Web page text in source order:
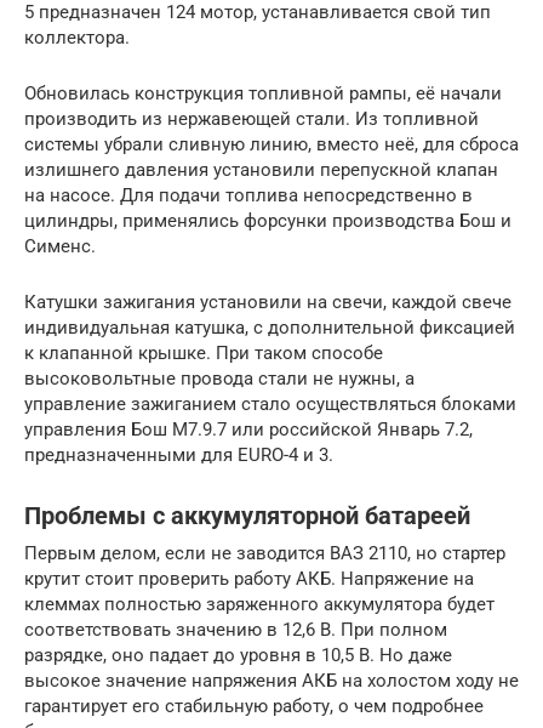
5 предназначен 124 мотор, устанавливается свой тип
коллектора.
Обновилась конструкция топливной рампы, её начали
производить из нержавеющей стали. Из топливной
системы убрали сливную линию, вместо неё, для сброса
излишнего давления установили перепускной клапан
на насосе. Для подачи топлива непосредственно в
цилиндры, применялись форсунки производства Бош и
Сименс.
Катушки зажигания установили на свечи, каждой свече
индивидуальная катушка, с дополнительной фиксацией
к клапанной крышке. При таком способе
высоковольтные провода стали не нужны, а
управление зажиганием стало осуществляться блоками
управления Бош М7.9.7 или российской Январь 7.2,
предназначенными для EURO-4 и 3.
Проблемы с аккумуляторной батареей
Первым делом, если не заводится ВАЗ 2110, но стартер
крутит стоит проверить работу АКБ. Напряжение на
клеммах полностью заряженного аккумулятора будет
соответствовать значению в 12,6 В. При полном
разрядке, оно падает до уровня в 10,5 В. Но даже
высокое значение напряжения АКБ на холостом ходу не
гарантирует его стабильную работу, о чем подробнее